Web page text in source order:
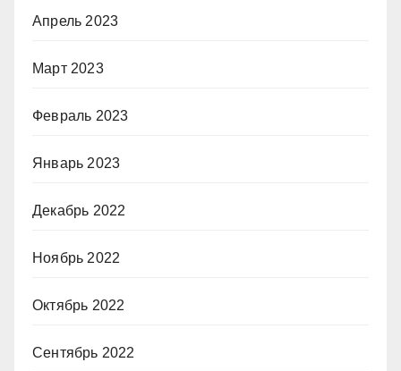
Апрель 2023
Март 2023
Февраль 2023
Январь 2023
Декабрь 2022
Ноябрь 2022
Октябрь 2022
Сентябрь 2022